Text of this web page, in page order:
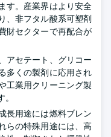
す。産業界はより安全
、非フタル酸系可塑剤
財セクターで再配合が
アセテート、グリコー
多くの製剤に応用され
工業用クリーニング製
長用途には燃料ブレン
らの特殊用途には、高